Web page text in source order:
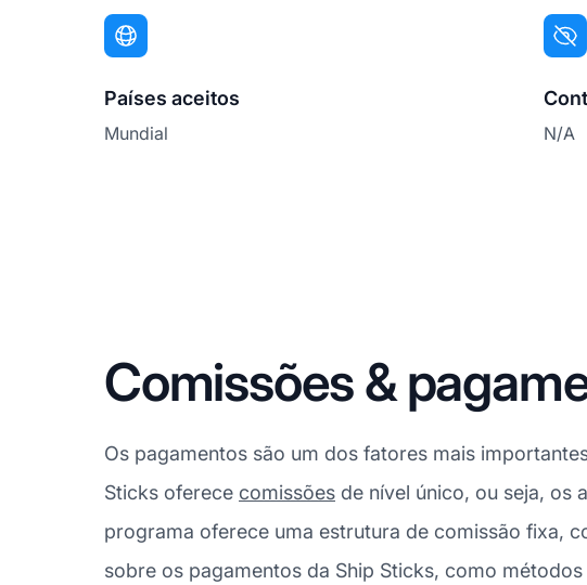
Países aceitos
Mundial N/A
Comissões &
Os pagamentos são um dos fatores mais
Sticks oferece comissões de nível único, ou seja, os
programa oferece uma estrutura de comissão fixa,
sobre os pagamentos da Ship Sticks, como